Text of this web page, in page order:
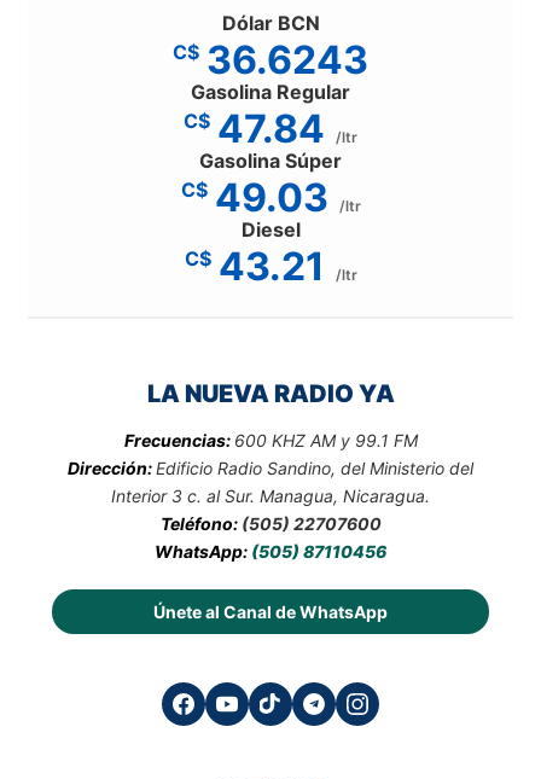
Dólar BCN
C$ 36.6243
Gasolina Regular
C$ 47.84 /ltr
Gasolina Súper
C$ 49.03 /ltr
Diesel
C$ 43.21 /ltr
LA NUEVA RADIO YA
Frecuencias: 600 KHZ AM y 99.1 FM
Dirección:Edificio Radio Sandino, del Ministerio del
Interior 3 c. al Sur. Managua, Nicaragua.
Teléfono: (505) 22707600
WhatsApp: (505) 87110456
Únete al Canal de WhatsApp